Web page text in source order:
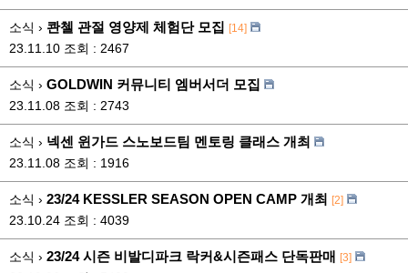
소식 › 콴첼 관절 영양제 체험단 모집 [14]
23.11.10 조회 : 2467
소식 › GOLDWIN 커뮤니티 엠버서더 모집
23.11.08 조회 : 2743
소식 › 넥센 윈가드 스노보드팀 멘토링 클래스 개최
23.11.08 조회 : 1916
소식 › 23/24 KESSLER SEASON OPEN CAMP 개최 [2]
23.10.24 조회 : 4039
소식 › 23/24 시즌 비발디파크 락커&시즌패스 단독판매 [3]